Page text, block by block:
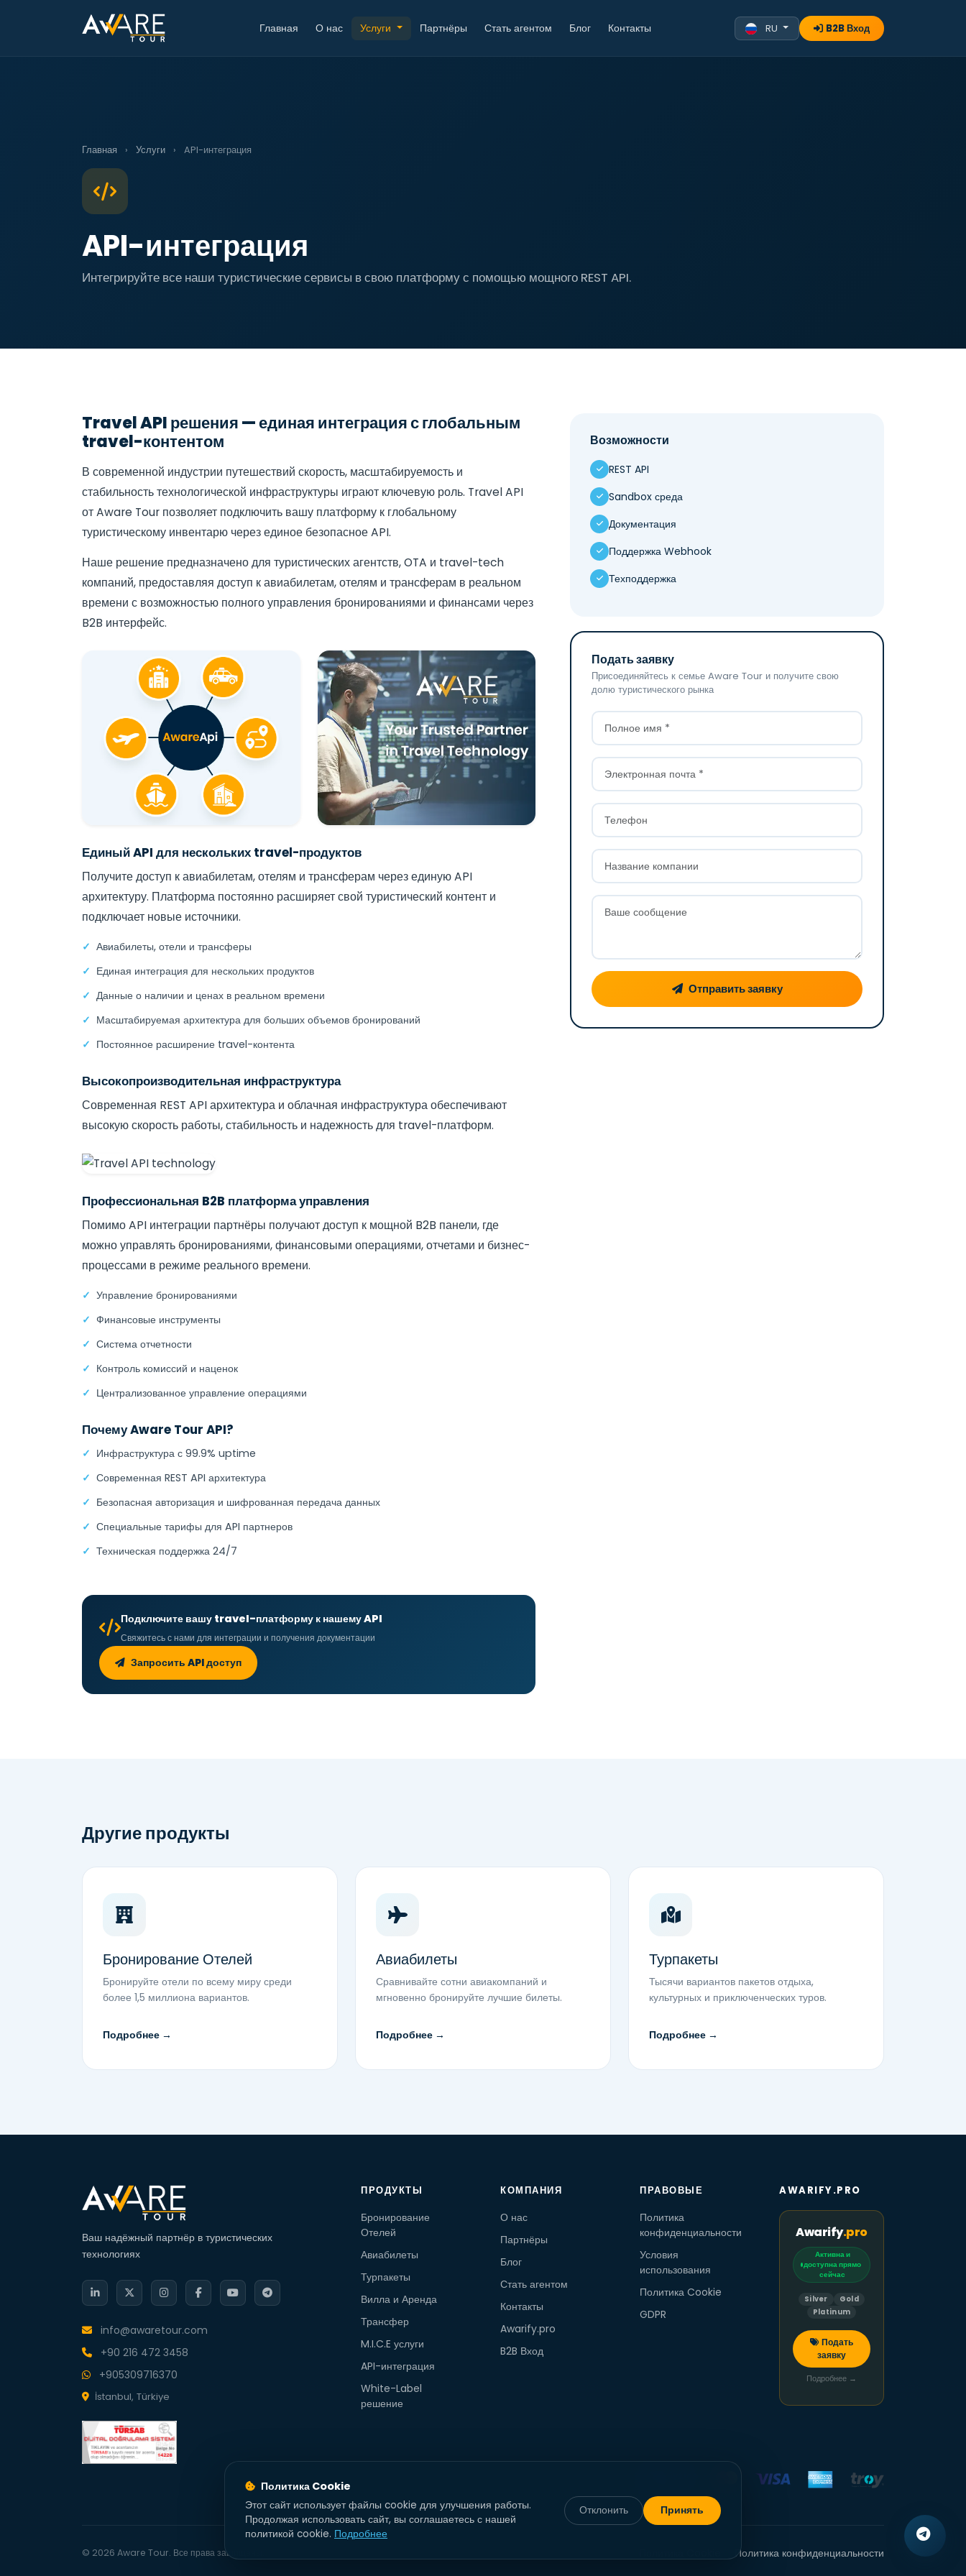
Главная О нас Услуги Партнёры Стать агентом Блог Контакты RU B2B Вход
Главная › Услуги › API-интеграция
API-интеграция
Интегрируйте все наши туристические сервисы в свою платформу с помощью мощного REST API.
Travel API решения — единая интеграция с глобальным
travel-контентом
В современной индустрии путешествий скорость, масштабируемость и
стабильность технологической инфраструктуры играют ключевую роль. Travel API
от Aware Tour позволяет подключить вашу платформу к глобальному
туристическому инвентарю через единое безопасное API.
Наше решение предназначено для туристических агентств, OTA и travel-tech
компаний, предоставляя доступ к авиабилетам, отелям и трансферам в реальном
времени с возможностью полного управления бронированиями и финансами через
B2B интерфейс.
Единый API для нескольких travel-продуктов
Получите доступ к авиабилетам, отелям и трансферам через единую API
архитектуру. Платформа постоянно расширяет свой туристический контент и
подключает новые источники.
Авиабилеты, отели и трансферы
Единая интеграция для нескольких продуктов
Данные о наличии и ценах в реальном времени
Масштабируемая архитектура для больших объемов бронирований
Постоянное расширение travel-контента
Высокопроизводительная инфраструктура
Современная REST API архитектура и облачная инфраструктура обеспечивают
высокую скорость работы, стабильность и надежность для travel-платформ.
Профессиональная B2B платформа управления
Помимо API интеграции партнёры получают доступ к мощной B2B панели, где
можно управлять бронированиями, финансовыми операциями, отчетами и бизнес-
процессами в режиме реального времени.
Управление бронированиями
Финансовые инструменты
Система отчетности
Контроль комиссий и наценок
Централизованное управление операциями
Почему Aware Tour API?
Инфраструктура с 99.9% uptime
Современная REST API архитектура
Безопасная авторизация и шифрованная передача данных
Специальные тарифы для API партнеров
Техническая поддержка 24/7
Подключите вашу travel-платформу к нашему API
Свяжитесь с нами для интеграции и получения документации
Запросить API доступ
Возможности
REST API
Sandbox среда
Документация
Поддержка Webhook
Техподдержка
Подать заявку
Присоединяйтесь к семье Aware Tour и получите свою
долю туристического рынка
Отправить заявку
Другие продукты
Бронирование Отелей
Бронируйте отели по всему миру среди
более 1,5 миллиона вариантов.
Подробнее →
Авиабилеты
Сравнивайте сотни авиакомпаний и
мгновенно бронируйте лучшие билеты.
Подробнее →
Турпакеты
Тысячи вариантов пакетов отдыха,
культурных и приключенческих туров.
Подробнее →
Ваш надёжный партнёр в туристических
технологиях
info@awaretour.com
+90 216 472 3458
+905309716370
İstanbul, Türkiye
ПРОДУКТЫ
Бронирование
Отелей
Авиабилеты
Турпакеты
Вилла и Аренда
Трансфер
M.I.C.E услуги
API-интеграция
White-Label
решение
КОМПАНИЯ
О нас
Партнёры
Блог
Стать агентом
Контакты
Awarify.pro
B2B Вход
ПРАВОВЫЕ
Политика
конфиденциальности
Условия
использования
Политика Cookie
GDPR
AWARIFY.PRO
Awarify.pro
Активна и
доступна прямо
сейчас
Silver
Gold
Platinum
Подать
заявку
Подробнее →
© 2026 Aware Tour. Все права защищены. Политика конфиденциальности
Политика Cookie
Этот сайт использует файлы cookie для улучшения работы.
Продолжая использовать сайт, вы соглашаетесь с нашей
политикой cookie. Подробнее
Отклонить Принять